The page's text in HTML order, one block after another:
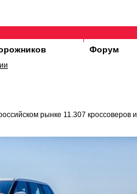
Форум
рынке 11.307 кроссоверов и